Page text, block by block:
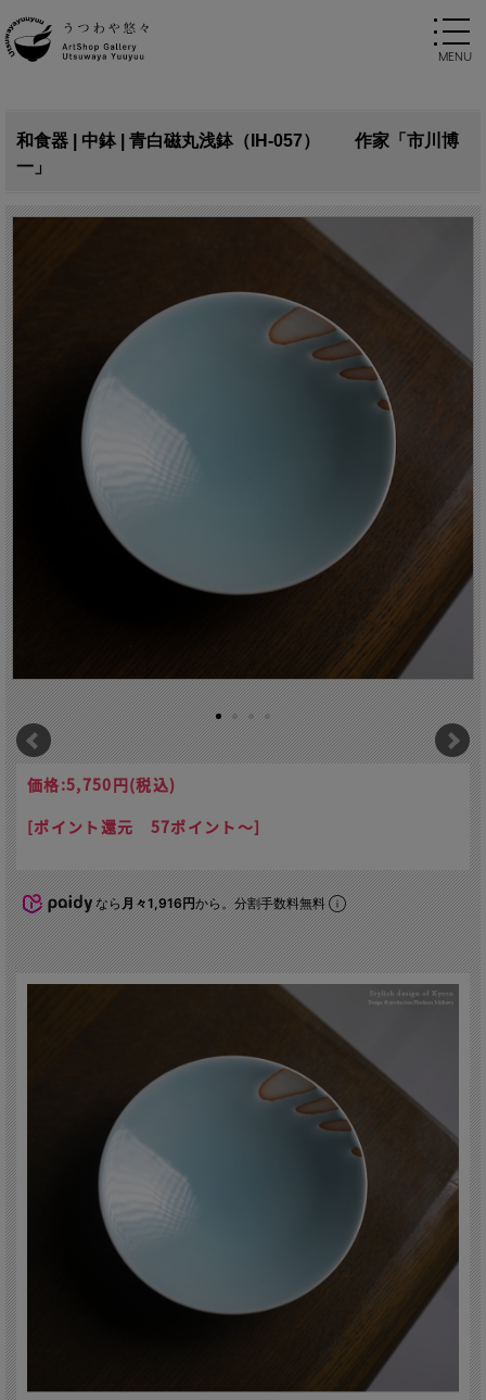
和食器 | 中鉢 | 青白磁丸浅鉢（IH-057） 作家「市川博
一」
価格:5,750円(税込)
[ポイント還元 57ポイント～]
なら月々1,916円から。分割手数料無料